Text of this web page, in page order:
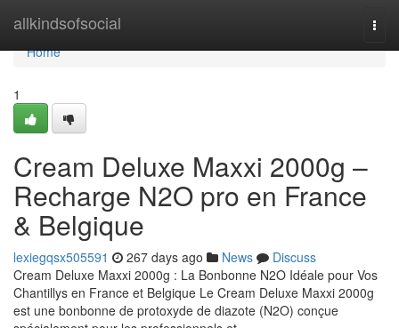
allkindsofsocial
Home
Home
1
Cream Deluxe Maxxi 2000g –
Recharge N2O pro en France
& Belgique
lexiegqsx505591 267 days ago News
Discuss
Cream Deluxe Maxxi 2000g : La Bonbonne N2O Idéale pour Vos
Chantillys en France et Belgique Le Cream Deluxe Maxxi 2000g
est une bonbonne de protoxyde de diazote (N2O) conçue